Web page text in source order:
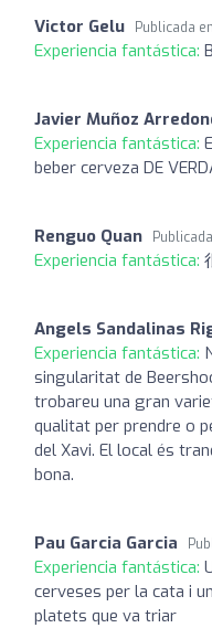
Victor Gelu Publicada en
Experiencia fantástica:
Javier Muñoz
Experiencia fantástica:
beber cerveza DE
Renguo Quan
Experiencia fantástica:
Angels Sandalinas
Experiencia fantástica:
singularitat de
trobareu una gran
qualitat per prendre o
del Xavi. El local és
bona.
Pau Garcia Garcia
Experiencia fantástica:
cerveses per la cata i
platets que va triar